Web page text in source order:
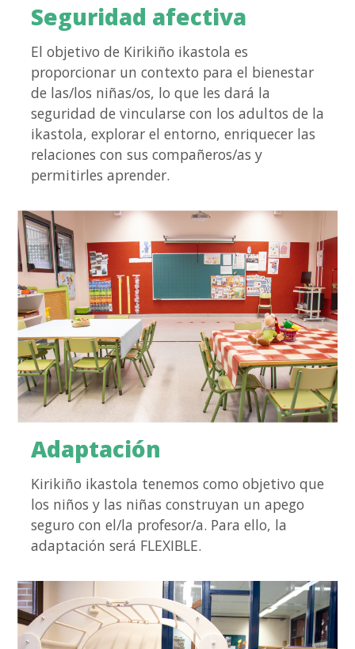
Seguridad afectiva
El objetivo de Kirikiño ikastola es
proporcionar un contexto para el bienestar
de las/los niñas/os, lo que les dará la
seguridad de vincularse con los adultos de la
ikastola, explorar el entorno, enriquecer las
relaciones con sus compañeros/as y
permitirles aprender.
Adaptación
Kirikiño ikastola tenemos como objetivo que
los niños y las niñas construyan un apego
seguro con el/la profesor/a. Para ello, la
adaptación será FLEXIBLE.